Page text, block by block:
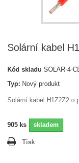
Solární kabel
Kód skladu SOLAR-4-
Typ: Nový produkt
Solární kabel H1Z2Z2 o
905 ks skladem
Tisk